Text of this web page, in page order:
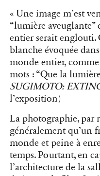
« Une image m’est
“lumière
entier serait englouti.
blanche évoquée
monde entier, comme
mots : “Que la lumière
SUGIMOTO:
l’exposition)
La photographie, par
généralement qu’un
monde et peine à
temps. Pourtant, en
l’architecture de la